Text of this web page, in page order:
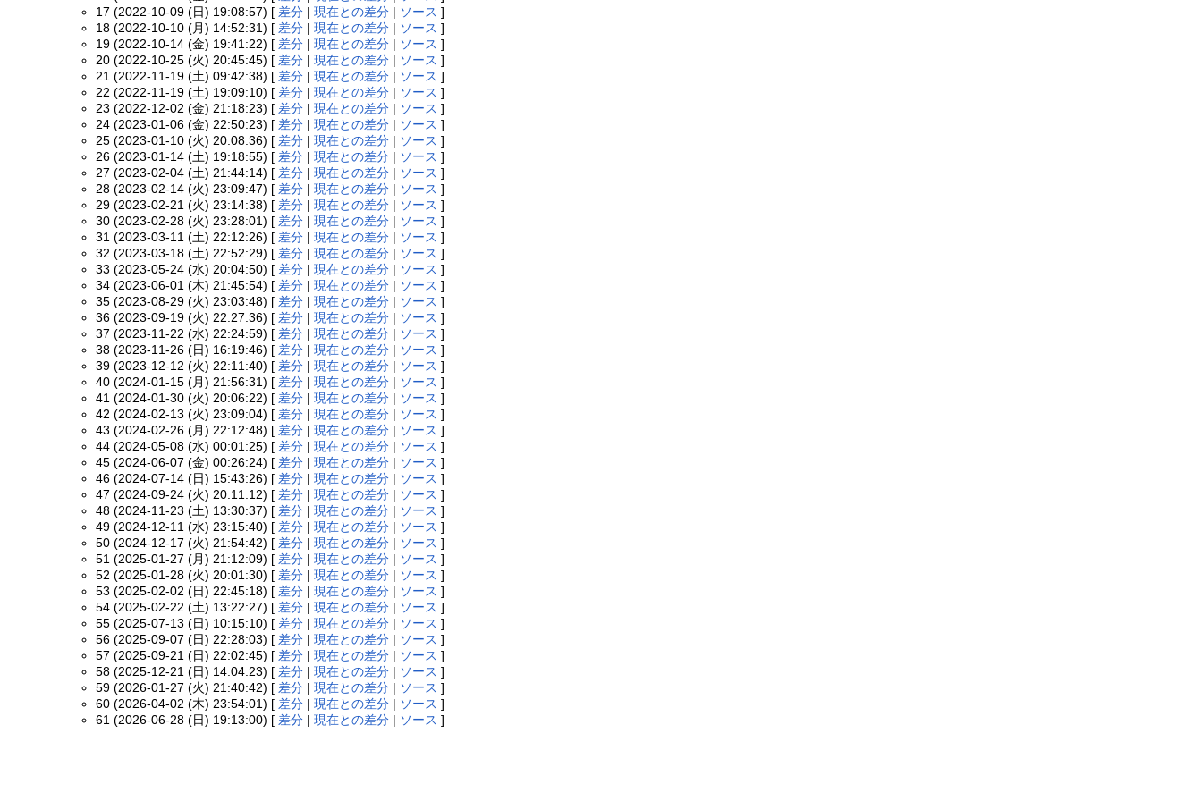
17 (2022-10-09 (日) 19:08:57) [ 差分| 現在との差分| ソース ]
18 (2022-10-10 (月) 14:52:31) [ 差分| 現在との差分| ソース ]
19 (2022-10-14 (金) 19:41:22) [ 差分| 現在との差分| ソース ]
20 (2022-10-25 (火) 20:45:45) [ 差分| 現在との差分| ソース ]
21 (2022-11-19 (土) 09:42:38) [ 差分| 現在との差分| ソース ]
22 (2022-11-19 (土) 19:09:10) [ 差分| 現在との差分| ソース ]
23 (2022-12-02 (金) 21:18:23) [ 差分| 現在との差分| ソース ]
24 (2023-01-06 (金) 22:50:23) [ 差分| 現在との差分| ソース ]
25 (2023-01-10 (火) 20:08:36) [ 差分| 現在との差分| ソース ]
26 (2023-01-14 (土) 19:18:55) [ 差分| 現在との差分| ソース ]
27 (2023-02-04 (土) 21:44:14) [ 差分| 現在との差分| ソース ]
28 (2023-02-14 (火) 23:09:47) [ 差分| 現在との差分| ソース ]
29 (2023-02-21 (火) 23:14:38) [ 差分| 現在との差分| ソース ]
30 (2023-02-28 (火) 23:28:01) [ 差分| 現在との差分| ソース ]
31 (2023-03-11 (土) 22:12:26) [ 差分| 現在との差分| ソース ]
32 (2023-03-18 (土) 22:52:29) [ 差分| 現在との差分| ソース ]
33 (2023-05-24 (水) 20:04:50) [ 差分| 現在との差分| ソース ]
34 (2023-06-01 (木) 21:45:54) [ 差分| 現在との差分| ソース ]
35 (2023-08-29 (火) 23:03:48) [ 差分| 現在との差分| ソース ]
36 (2023-09-19 (火) 22:27:36) [ 差分| 現在との差分| ソース ]
37 (2023-11-22 (水) 22:24:59) [ 差分| 現在との差分| ソース ]
38 (2023-11-26 (日) 16:19:46) [ 差分| 現在との差分| ソース ]
39 (2023-12-12 (火) 22:11:40) [ 差分| 現在との差分| ソース ]
40 (2024-01-15 (月) 21:56:31) [ 差分| 現在との差分| ソース ]
41 (2024-01-30 (火) 20:06:22) [ 差分| 現在との差分| ソース ]
42 (2024-02-13 (火) 23:09:04) [ 差分| 現在との差分| ソース ]
43 (2024-02-26 (月) 22:12:48) [ 差分| 現在との差分| ソース ]
44 (2024-05-08 (水) 00:01:25) [ 差分| 現在との差分| ソース ]
45 (2024-06-07 (金) 00:26:24) [ 差分| 現在との差分| ソース ]
46 (2024-07-14 (日) 15:43:26) [ 差分| 現在との差分| ソース ]
47 (2024-09-24 (火) 20:11:12) [ 差分| 現在との差分| ソース ]
48 (2024-11-23 (土) 13:30:37) [ 差分| 現在との差分| ソース ]
49 (2024-12-11 (水) 23:15:40) [ 差分| 現在との差分| ソース ]
50 (2024-12-17 (火) 21:54:42) [ 差分| 現在との差分| ソース ]
51 (2025-01-27 (月) 21:12:09) [ 差分| 現在との差分| ソース ]
52 (2025-01-28 (火) 20:01:30) [ 差分| 現在との差分| ソース ]
53 (2025-02-02 (日) 22:45:18) [ 差分| 現在との差分| ソース ]
54 (2025-02-22 (土) 13:22:27) [ 差分| 現在との差分| ソース ]
55 (2025-07-13 (日) 10:15:10) [ 差分| 現在との差分| ソース ]
56 (2025-09-07 (日) 22:28:03) [ 差分| 現在との差分| ソース ]
57 (2025-09-21 (日) 22:02:45) [ 差分| 現在との差分| ソース ]
58 (2025-12-21 (日) 14:04:23) [ 差分| 現在との差分| ソース ]
59 (2026-01-27 (火) 21:40:42) [ 差分| 現在との差分| ソース ]
60 (2026-04-02 (木) 23:54:01) [ 差分| 現在との差分| ソース ]
61 (2026-06-28 (日) 19:13:00) [ 差分| 現在との差分| ソース ]